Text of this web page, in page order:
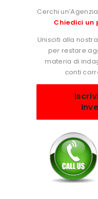
Cerchi
Chiedici un
Unisciti alla nostra
per restare
materia di
conti